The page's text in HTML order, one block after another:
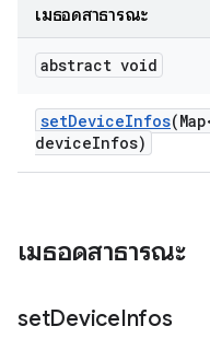
เมธอดสาธารณะ
abstract void
setDeviceInfos
deviceInfos)
เมธอดสาธารณะ
setDeviceInfos